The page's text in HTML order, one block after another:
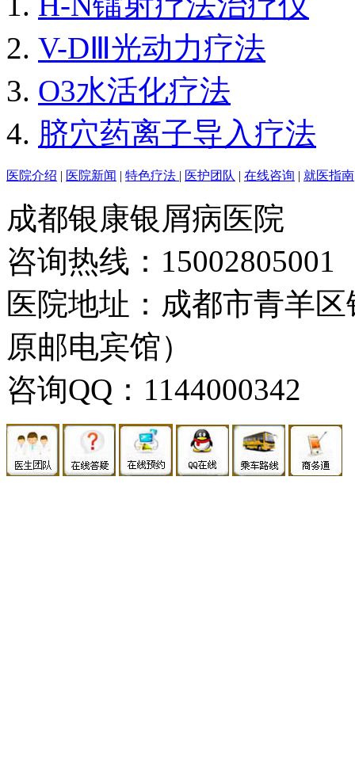
V-DⅢ光动力疗法
O3水活化疗法
脐穴药离子导入疗法
医院介绍 | 医院新闻 | 特色疗法 | 医护团队 | 在线咨询 | 就医指南
成都银康银屑病医院
咨询热线：15002805001
医院地址：成都市青羊
原邮电宾馆）
咨询QQ：1144000342